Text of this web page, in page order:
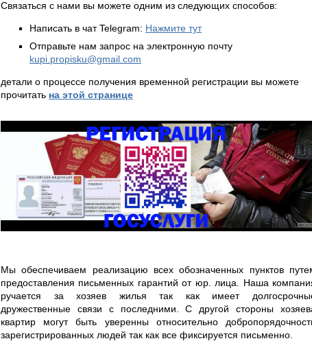
Связаться с нами вы можете одним из следующих способов:
Написать в чат Telegram: Нажмите тут
Отправьте нам запрос на электронную почту
kupi.propisku@gmail.com
детали о процессе получения временной регистрации вы можете
прочитать на этой странице
Мы обеспечиваем реализацию всех обозначенных пунктов
предоставления письменных гарантий от юр. лица. Наша
ручается за хозяев жилья так как имеет
дружественные связи с последними. С другой стороны
квартир могут быть уверенны относительно
зарегистрированных людей так как все фиксируется письменно.